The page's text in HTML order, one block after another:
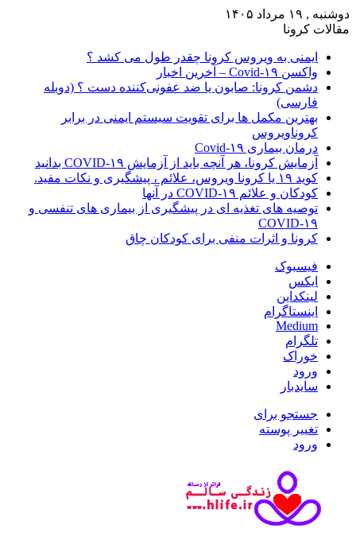
دوشنبه , ۱۹ مرداد ۱۴۰۵
مقالات کرونا
ایمنی به ویروس کرونا چقدر طول می کشد ؟
واکسن Covid-۱۹ – آخرین اخبار
دشمن کرونا: صابون یا ضد عفونی‌کننده دست ؟ (دوبله
فارسی)
بهترین مکمل ها برای تقویت سیستم ایمنی در برابر
کروناویروس
درمان بیماری Covid-۱۹
آزمایش کرونا، هر آنچه باید از آزمایش COVID-۱۹ بدانید
کوید ۱۹ یا کرونا ویروس، علائم ، پیشگیری و نکات مفید.
کودکان و علائم COVID-۱۹ در آنها
توصیه های تغذیه ای در پیشگیری از بیماری های تنفسی و
COVID-۱۹
کرونا و اثرات منفی برای کودکان چاق
فیسبوک
ایکس
لینکداین
اینستاگرام
Medium
تلگرام
خوراک
ورود
سایدبار
جستجو برای
تغییر پوسته
ورود